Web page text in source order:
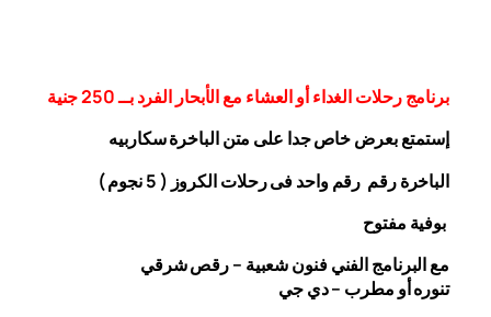
برنامج رحلات الغداء أو العشاء مع الأبحار الفرد بــ 250 جنية
إستمتع بعرض خاص جدا على متن الباخرةسكاربيه
الباخرة رقم رقم واحد فى رحلات الكروز ( 5 نجوم )
بوفية مفتوح
مع البرنامج الفني فنون شعبية – رقص شرقي
تنوره أو مطرب – دي جي